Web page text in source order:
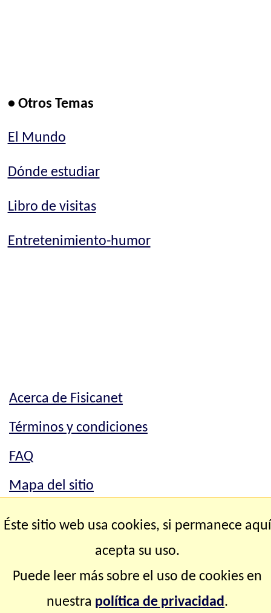
• Otros Temas
El Mundo
Dónde estudiar
Libro de visitas
Entretenimiento-humor
Acerca de Fisicanet
Términos y condiciones
FAQ
Mapa del sitio
Mapa del sitio
Éste sitio web usa cookies, si permanece aquí
acepta su uso.
Puede leer más sobre el uso de cookies en
nuestra política de privacidad.